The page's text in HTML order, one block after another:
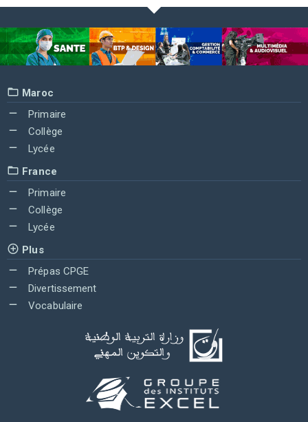
Maroc
Primaire
Collège
Lycée
France
Primaire
Collège
Lycée
Plus
Prépas CPGE
Divertissement
Vocabulaire